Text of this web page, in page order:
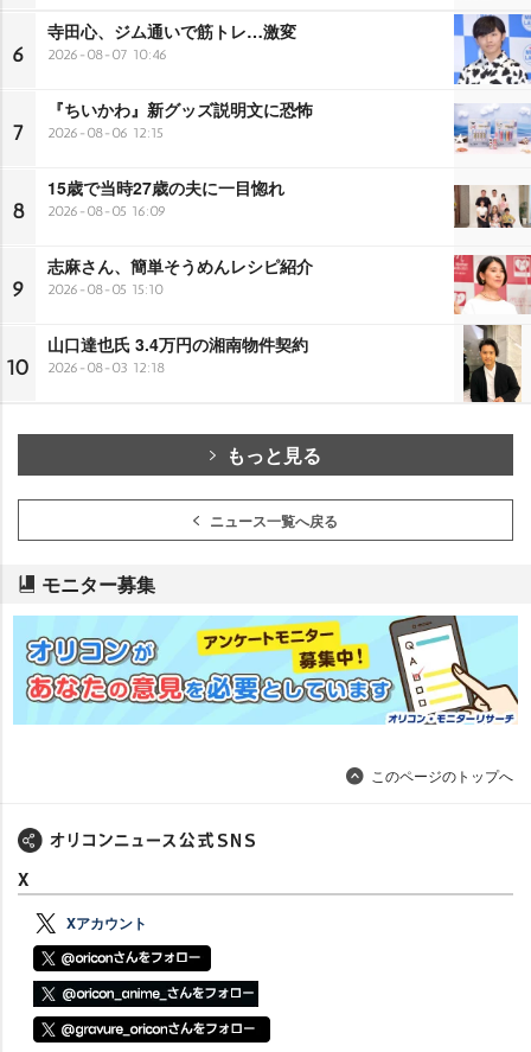
6
寺田心、ジム通いで筋トレ…激変
2026-08-07 10:46
7
『ちいかわ』新グッズ説明文に恐怖
2026-08-06 12:15
8
15歳で当時27歳の夫に一目惚れ
2026-08-05 16:09
9
志麻さん、簡単そうめんレシピ紹介
2026-08-05 15:10
10
山口達也氏 3.4万円の湘南物件契約
2026-08-03 12:18
もっと見る
ニュース一覧へ戻る
モニター募集
このページのトップへ
X
Xアカウント